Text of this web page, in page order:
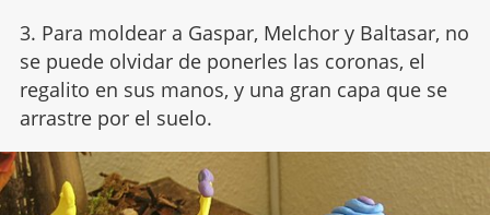
3. Para moldear a Gaspar, Melchor y Baltasar, no
se puede olvidar de ponerles las coronas, el
regalito en sus manos, y una gran capa que se
arrastre por el suelo.